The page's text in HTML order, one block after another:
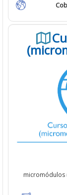
micromódulos